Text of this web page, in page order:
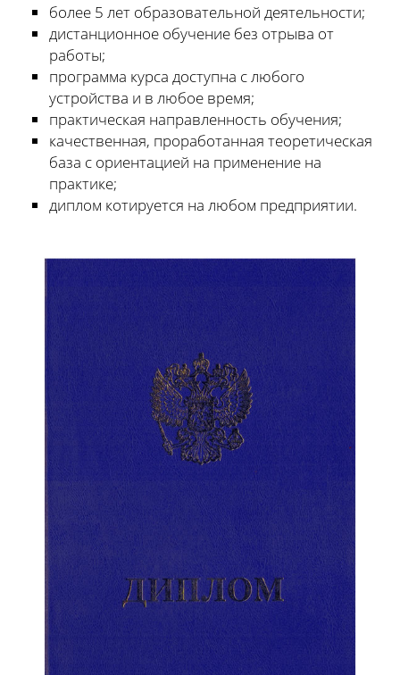
более 5 лет образовательной деятельности;
дистанционное обучение без отрыва от
работы;
программа курса доступна с любого
устройства и в любое время;
практическая направленность обучения;
качественная, проработанная теоретическая
база с ориентацией на применение на
практике;
диплом котируется на любом предприятии.